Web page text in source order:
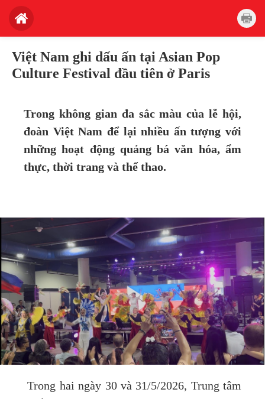
Việt Nam ghi dấu ấn tại Asian Pop
Culture Festival đầu tiên ở Paris
Trong không gian đa sắc màu của lễ hội,
đoàn Việt Nam để lại nhiều ấn tượng với
những hoạt động quảng bá văn hóa, ẩm
thực, thời trang và thể thao.
Trong hai ngày 30 và 31/5/2026, Trung tâm